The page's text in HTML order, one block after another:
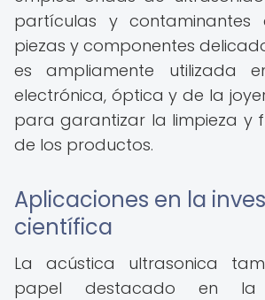
partículas y contaminantes
piezas y componentes
es ampliamente utilizada
electrónica, óptica y de la
para garantizar la limpieza y
de los productos.
Aplicaciones en la
científica
La acústica ultrasonica
papel destacado en la